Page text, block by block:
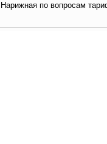
Нарижная по вопросам